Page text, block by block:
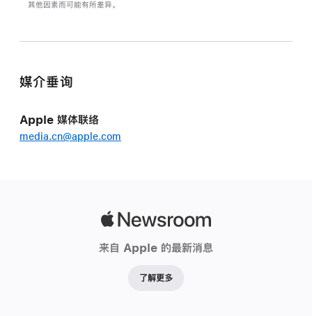
其他因素而可能有所差异。
媒介垂询
Apple 媒体联络
media.cn@apple.com
来自 Apple 的最新消息
了解更多